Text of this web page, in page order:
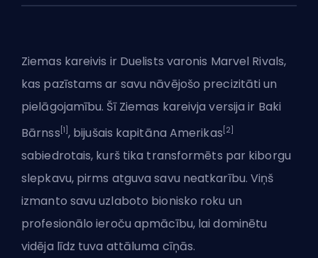
Ziemas kareivis ir Duelists varonis Marvel Rivals,
kas pazīstams ar savu nāvējošo precizitāti un
pielāgojamību. Šī Ziemas kareivja versija ir Baki
Bārnss [1] , bijušais kapitāna Amerikas [2]
sabiedrotais, kurš tika transformēts par kiborgu
slepkavu, pirms atguva savu neatkarību. Viņš
izmanto savu uzlaboto bionisko roku un
profesionālo ieroču apmācību, lai dominētu
vidēja līdz tuva attāluma cīņās.